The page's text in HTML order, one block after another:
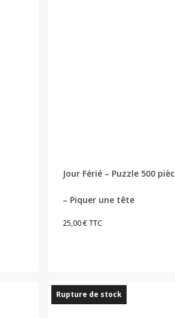
Jour Férié – Puzzle 500
– Piquer une tête
25,00€TTC
Rupture de stock